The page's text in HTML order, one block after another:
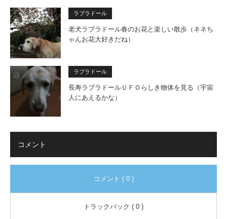
ラブラドール
老犬ラブラドール春のお花と楽しい散歩（ネネち
ゃんお花大好きだね）
ラブラドール
長寿ラブラドールＵＦＯらしき物体を見る（宇宙
人にあえるかな）
コメント
コメント ( 0 )
トラックバック ( 0 )